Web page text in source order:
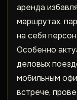
аренда
маршрутах,
на себя
Особенно
деловых
мобильным
встрече,